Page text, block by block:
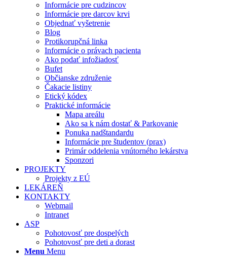
Informácie pre cudzincov
Informácie pre darcov krvi
Objednať vyšetrenie
Blog
Protikorupčná linka
Informácie o právach pacienta
Ako podať infožiadosť
Bufet
Občianske združenie
Čakacie listiny
Etický kódex
Praktické informácie
Mapa areálu
Ako sa k nám dostať & Parkovanie
Ponuka nadštandardu
Informácie pre študentov (prax)
Primár oddelenia vnútorného lekárstva
Sponzori
PROJEKTY
Projekty z EÚ
LEKÁREŇ
KONTAKTY
Webmail
Intranet
ASP
Pohotovosť pre dospelých
Pohotovosť pre deti a dorast
Menu Menu